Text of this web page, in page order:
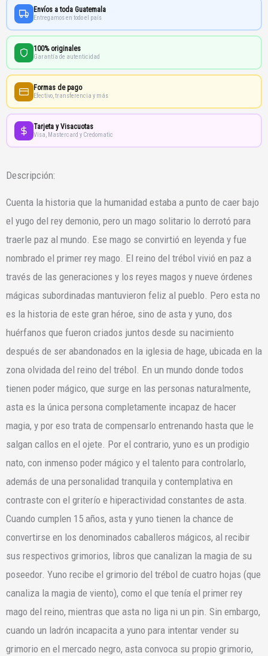
Envíos a toda Guatemala
Entregamos en todo el país
100% originales
Garantía de autenticidad
Formas de pago
Efectivo, transferencia y más
Tarjeta y Visacuotas
Visa, Mastercard y Credomatic
Descripción:
Cuenta la historia que la humanidad estaba a punto de caer bajo
el yugo del rey demonio, pero un mago solitario lo derrotó para
traerle paz al mundo. Ese mago se convirtió en leyenda y fue
nombrado el primer rey mago. El reino del trébol vivió en paz a
través de las generaciones y los reyes magos y nueve órdenes
mágicas subordinadas mantuvieron feliz al pueblo. Pero esta no
es la historia de este gran héroe, sino de asta y yuno, dos
huérfanos que fueron criados juntos desde su nacimiento
después de ser abandonados en la iglesia de hage, ubicada en la
zona olvidada del reino del trébol. En un mundo donde todos
tienen poder mágico, que surge en las personas naturalmente,
asta es la única persona completamente incapaz de hacer
magia, y por eso trata de compensarlo entrenando hasta que le
salgan callos en el ojete. Por el contrario, yuno es un prodigio
nato, con inmenso poder mágico y el talento para controlarlo,
además de una personalidad tranquila y contemplativa en
contraste con el griterío e hiperactividad constantes de asta.
Cuando cumplen 15 años, asta y yuno tienen la chance de
convertirse en los denominados caballeros mágicos, al recibir
sus respectivos grimorios, libros que canalizan la magia de su
poseedor. Yuno recibe el grimorio del trébol de cuatro hojas (que
canaliza la magia de viento), como el que tenía el primer rey
mago del reino, mientras que asta no liga ni un pin. Sin embargo,
cuando un ladrón incapacita a yuno para intentar vender su
grimorio en el mercado negro, asta convoca su propio grimorio,